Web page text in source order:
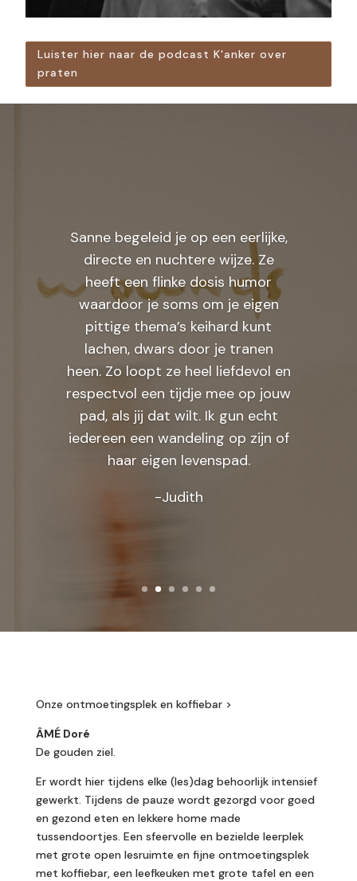
Luister hier naar de podcast K'anker over
praten
Sanne begeleid je op een eerlijke,
directe en nuchtere wijze. Ze
heeft een flinke dosis humor
waardoor je soms om je eigen
pittige thema’s keihard kunt
lachen, dwars door je tranen
heen. Zo loopt ze heel liefdevol en
respectvol een tijdje mee op jouw
pad, als jij dat wilt. Ik gun echt
iedereen een wandeling op zijn of
haar eigen levenspad.
-Judith
Onze ontmoetingsplek en koffiebar >
ÂMÉ Doré
De gouden ziel.
Er wordt hier tijdens elke (les)dag behoorlijk intensief
gewerkt. Tijdens de pauze wordt gezorgd voor goed
en gezond eten en lekkere home made
tussendoortjes. Een sfeervolle en bezielde leerplek
met grote open lesruimte en fijne ontmoetingsplek
met koffiebar, een leefkeuken met grote tafel en een